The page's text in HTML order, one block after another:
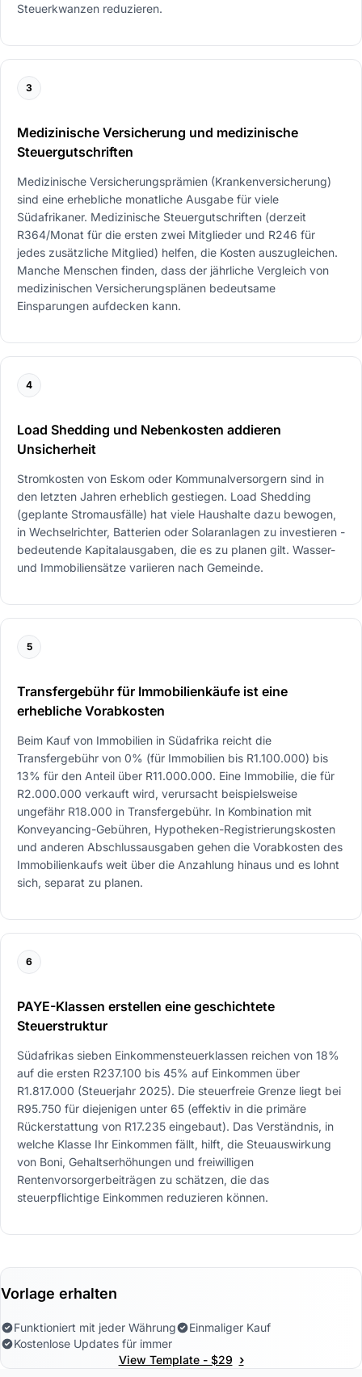
Steuerkwanzen reduzieren.
3
Medizinische Versicherung und medizinische
Steuergutschriften
Medizinische Versicherungsprämien (Krankenversicherung)
sind eine erhebliche monatliche Ausgabe für viele
Südafrikaner. Medizinische Steuergutschriften (derzeit
R364/Monat für die ersten zwei Mitglieder und R246 für
jedes zusätzliche Mitglied) helfen, die Kosten auszugleichen.
Manche Menschen finden, dass der jährliche Vergleich von
medizinischen Versicherungsplänen bedeutsame
Einsparungen aufdecken kann.
4
Load Shedding und Nebenkosten addieren
Unsicherheit
Stromkosten von Eskom oder Kommunalversorgern sind in
den letzten Jahren erheblich gestiegen. Load Shedding
(geplante Stromausfälle) hat viele Haushalte dazu bewogen,
in Wechselrichter, Batterien oder Solaranlagen zu investieren -
bedeutende Kapitalausgaben, die es zu planen gilt. Wasser-
und Immobiliensätze variieren nach Gemeinde.
5
Transfergebühr für Immobilienkäufe ist eine
erhebliche Vorabkosten
Beim Kauf von Immobilien in Südafrika reicht die
Transfergebühr von 0% (für Immobilien bis R1.100.000) bis
13% für den Anteil über R11.000.000. Eine Immobilie, die für
R2.000.000 verkauft wird, verursacht beispielsweise
ungefähr R18.000 in Transfergebühr. In Kombination mit
Konveyancing-Gebühren, Hypotheken-Registrierungskosten
und anderen Abschlussausgaben gehen die Vorabkosten des
Immobilienkaufs weit über die Anzahlung hinaus und es lohnt
sich, separat zu planen.
6
PAYE-Klassen erstellen eine geschichtete
Steuerstruktur
Südafrikas sieben Einkommensteuerklassen reichen von 18%
auf die ersten R237.100 bis 45% auf Einkommen über
R1.817.000 (Steuerjahr 2025). Die steuerfreie Grenze liegt bei
R95.750 für diejenigen unter 65 (effektiv in die primäre
Rückerstattung von R17.235 eingebaut). Das Verständnis, in
welche Klasse Ihr Einkommen fällt, hilft, die Steuauswirkung
von Boni, Gehaltserhöhungen und freiwilligen
Rentenvorsorgerbeiträgen zu schätzen, die das
steuerpflichtige Einkommen reduzieren können.
Vorlage erhalten
Funktioniert mit jeder Währung
Einmaliger Kauf
Kostenlose Updates für immer
View Template - $29 ›